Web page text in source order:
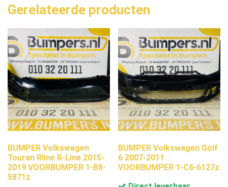
Gerelateerde producten
BUMPER Volkswagen
Touran Rline R-Line 2015-
2019 VOORBUMPER 1-B8-
5871z
BUMPER Volkswagen Golf
6 2007-2011
VOORBUMPER 1-C6-6127z